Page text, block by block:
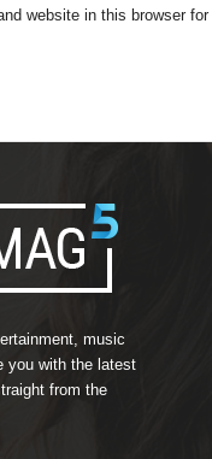
website in this browser
music
you with the latest
from the